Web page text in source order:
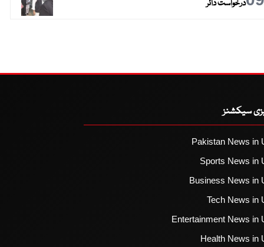
درخواست دائر
سیکشنز
Pakistan News in
Sports News in
Business News in
Tech News in
Entertainment News in
Health News in